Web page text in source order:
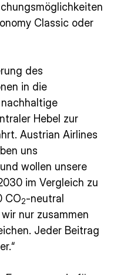
Classic oder
des
in die
Hebel zur
Austrian Airlines
uns
wollen unsere
im Vergleich zu
CO2-neutral
nur zusammen
Jeder Beitrag